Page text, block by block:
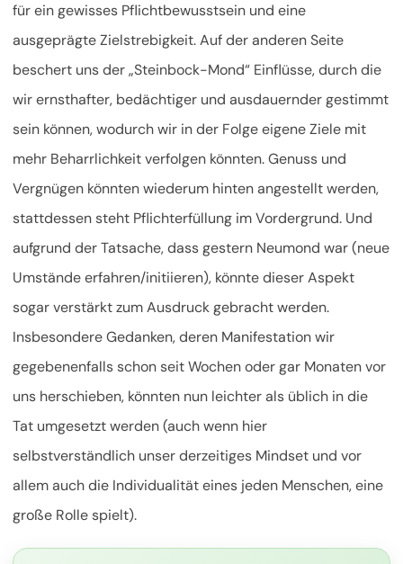
für ein gewisses Pflichtbewusstsein und eine
ausgeprägte Zielstrebigkeit. Auf der anderen Seite
beschert uns der „Steinbock-Mond“ Einflüsse, durch die
wir ernsthafter, bedächtiger und ausdauernder gestimmt
sein können, wodurch wir in der Folge eigene Ziele mit
mehr Beharrlichkeit verfolgen könnten. Genuss und
Vergnügen könnten wiederum hinten angestellt werden,
stattdessen steht Pflichterfüllung im Vordergrund. Und
aufgrund der Tatsache, dass gestern Neumond war (neue
Umstände erfahren/initiieren), könnte dieser Aspekt
sogar verstärkt zum Ausdruck gebracht werden.
Insbesondere Gedanken, deren Manifestation wir
gegebenenfalls schon seit Wochen oder gar Monaten vor
uns herschieben, könnten nun leichter als üblich in die
Tat umgesetzt werden (auch wenn hier
selbstverständlich unser derzeitiges Mindset und vor
allem auch die Individualität eines jeden Menschen, eine
große Rolle spielt).